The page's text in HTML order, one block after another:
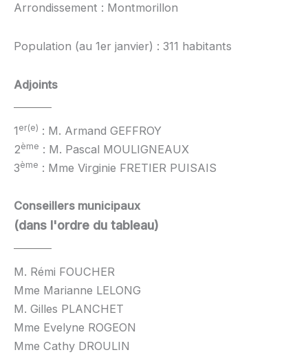
Arrondissement : Montmorillon
Population (au 1er janvier) : 311 habitants
Adjoints
1 er(e) : M. Armand GEFFROY
2ème : M. Pascal MOULIGNEAUX
3ème : Mme Virginie FRETIER PUISAIS
Conseillers municipaux
(dans l'ordre du tableau)
M. Rémi FOUCHER
Mme Marianne LELONG
M. Gilles PLANCHET
Mme Evelyne ROGEON
Mme Cathy DROULIN